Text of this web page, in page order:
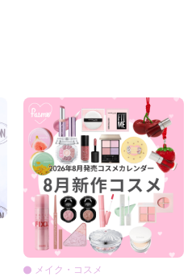
メイク・コスメ